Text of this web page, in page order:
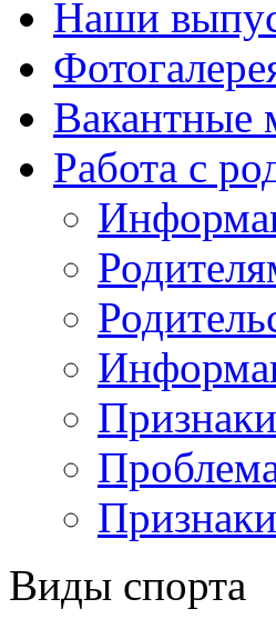
Наши
Вакантные
Работа с
Виды спорта